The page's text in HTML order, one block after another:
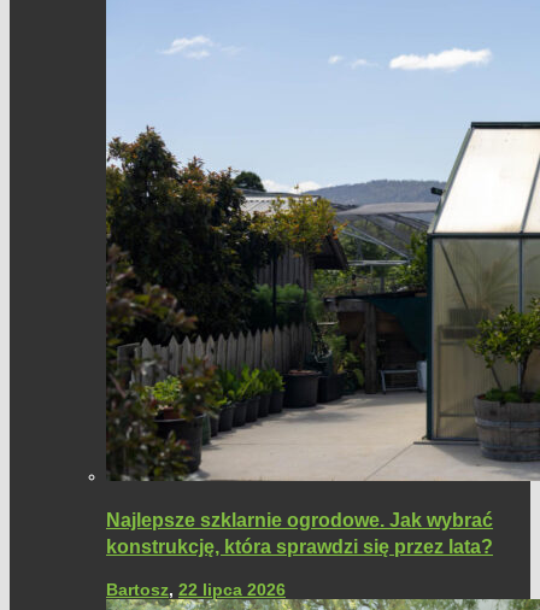
Najlepsze szklarnie ogrodowe. Jak wybrać
konstrukcję, która sprawdzi się przez lata?
Bartosz, 22 lipca 2026